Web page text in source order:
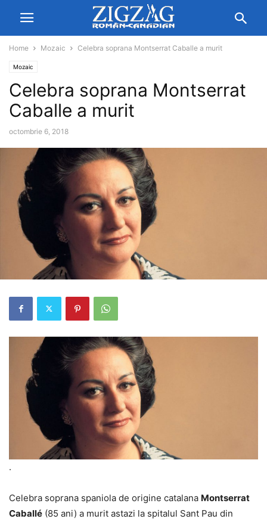
Home Mozaic Celebra soprana Montserrat Caballe a murit
Mozaic
Celebra soprana Montserrat
Caballe a murit
octombrie 6, 2018
.
Celebra soprana spaniola de origine catalana Montserrat
Caballé (85 ani) a murit astazi la spitalul Sant Pau din